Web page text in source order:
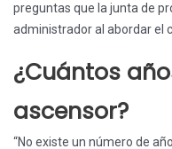
preguntas que la junta de
administrador al abordar el
¿Cuántos
ascensor?
“No existe un número de